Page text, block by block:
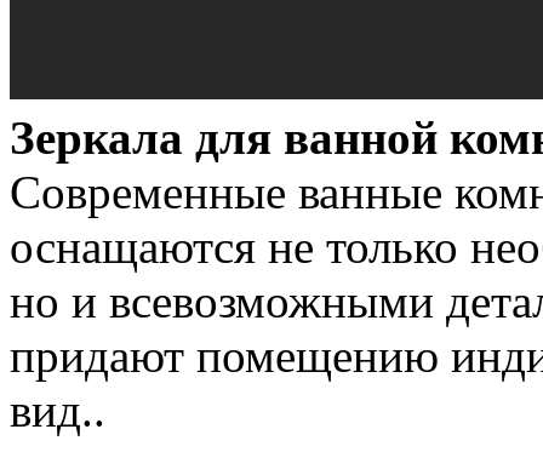
Зеркала для ванной
Современные ванные
оснащаются не только
но и всевозможными
придают помещению
вид..